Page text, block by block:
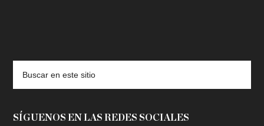
SÍGUENOS EN LAS REDES SOCIALES